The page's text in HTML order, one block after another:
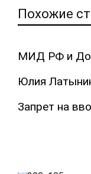
Похожие
МИД РФ и
Юлия
Запрет на